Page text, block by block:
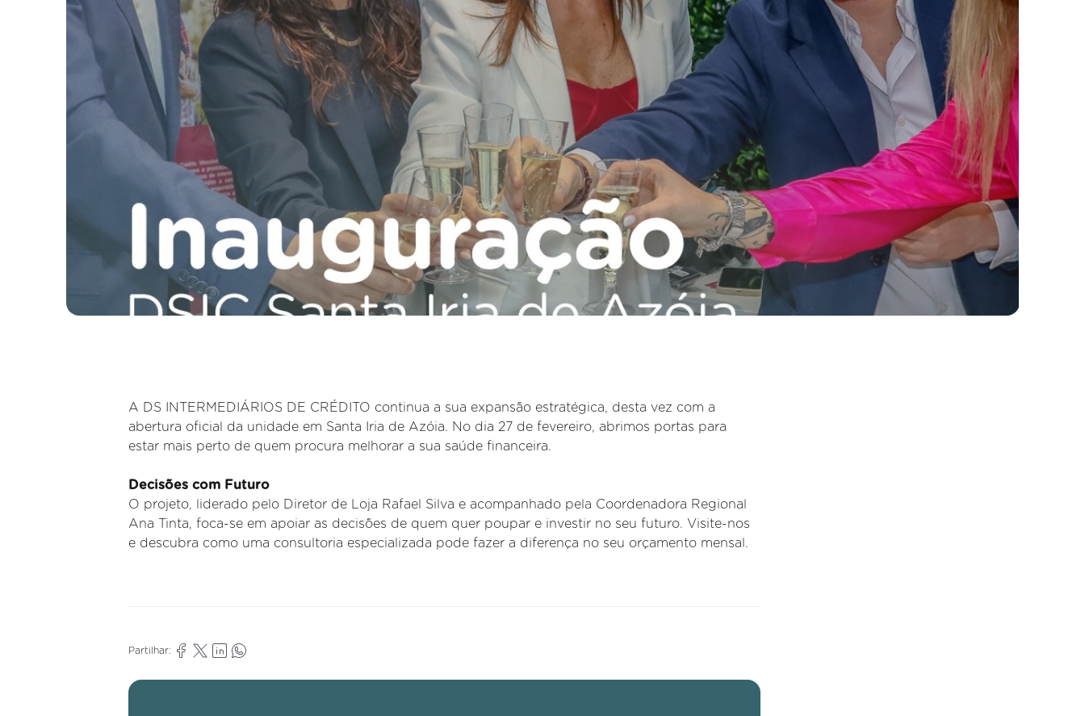
A DS INTERMEDIÁRIOS DE CRÉDITO continua a sua expansão estratégica, desta vez com a
abertura oficial da unidade em Santa Iria de Azóia. No dia 27 de fevereiro, abrimos portas para
estar mais perto de quem procura melhorar a sua saúde financeira.
Decisões com Futuro
O projeto, liderado pelo Diretor de Loja Rafael Silva e acompanhado pela Coordenadora Regional
Ana Tinta, foca-se em apoiar as decisões de quem quer poupar e investir no seu futuro. Visite-nos
e descubra como uma consultoria especializada pode fazer a diferença no seu orçamento mensal.
Partilhar: